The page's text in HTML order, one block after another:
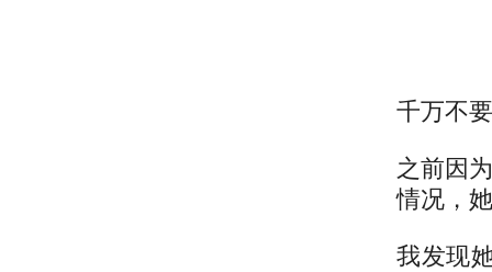
千万不
之前因
情况，
我发现